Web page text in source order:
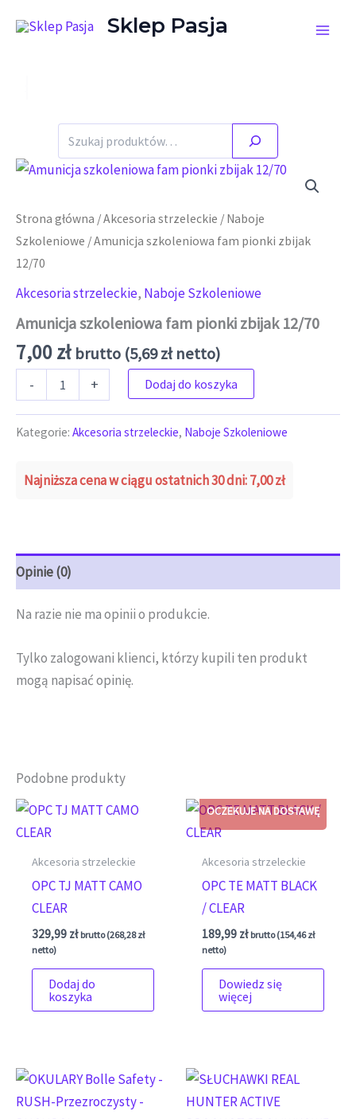
Sklep Pasja
Strona główna /Akcesoria strzeleckie / Naboje
Szkoleniowe / Amunicja szkoleniowa fam pionki zbijak
12/70
Akcesoria strzeleckie, Naboje Szkoleniowe
Amunicja szkoleniowa fam pionki zbijak 12/70
7,00zł brutto (5,69złnetto)
-
ilość Amunicja szkoleniowa fam pionki zbijak 12/70
+ Dodaj do koszyka
Kategorie: Akcesoria strzeleckie, Naboje Szkoleniowe
Najniższa cena w ciągu ostatnich 30 dni:7,00zł
Opinie (0)
Na razie nie ma opinii o produkcie.
Tylko zalogowani klienci, którzy kupili ten produkt
mogą napisać opinię.
Podobne produkty
Akcesoria strzeleckie
OPC TJ MATT CAMO
CLEAR
329,99 zł brutto (268,28zł
netto)
Dodaj do
koszyka
Akcesoria strzeleckie
OPC TE MATT BLACK
/ CLEAR
189,99 zł brutto (154,46zł
netto)
Dowiedz się
więcej